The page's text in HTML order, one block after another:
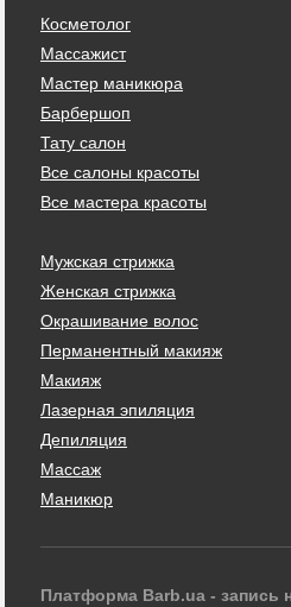
Косметолог
Массажист
Мастер маникюра
Барбершоп
Тату салон
Все салоны красоты
Все мастера красоты
Мужская стрижка
Женская стрижка
Окрашивание волос
Перманентный макияж
Макияж
Лазерная эпиляция
Депиляция
Массаж
Маникюр
Платформа Barb.ua - запись